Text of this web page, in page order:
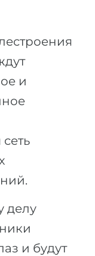
и
делу
и будут